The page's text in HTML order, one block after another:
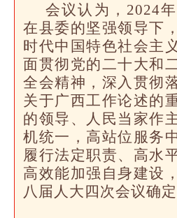
会议认为，2024
在县委的坚强领导下
时代中国特色社会主
面贯彻党的二十大和
全会精神，深入贯彻
关于广西工作论述的
的领导、人民当家作
机统一，高站位服务
履行法定职责、高水
高效能加强自身建设
八届人大四次会议确